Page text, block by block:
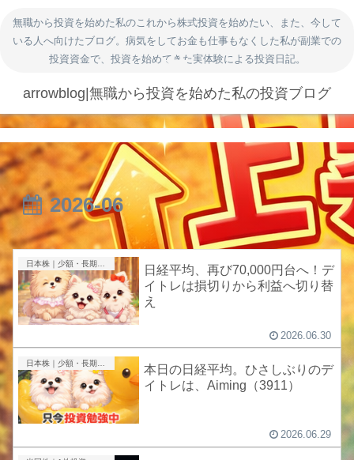
無職から投資を始めた私のこれから株式投資を始めたい、また、今して
いる人へ向けたブログ。病気をしてお金も仕事もなくした私が副業での
投資資金で、投資を始めてきた実体験による投資日記。
arrowblog|無職から投資を始めた私の投資ブログ
2026-06
日本株｜少額・長期投資
日経平均、再び70,000円台へ！デ
イトレは損切りから利益へ切り替
え
2026.06.30
本日の日経平均。ひさしぶりのデ
イトレは、Aiming（3911）
2026.06.29